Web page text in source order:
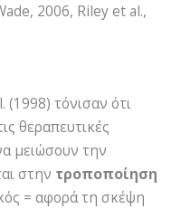
2006, Riley et al.,
(1998) τόνισαν ότι
θεραπευτικές
μειώσουν την
στην τροποποίηση
= αφορά τη σκέψη